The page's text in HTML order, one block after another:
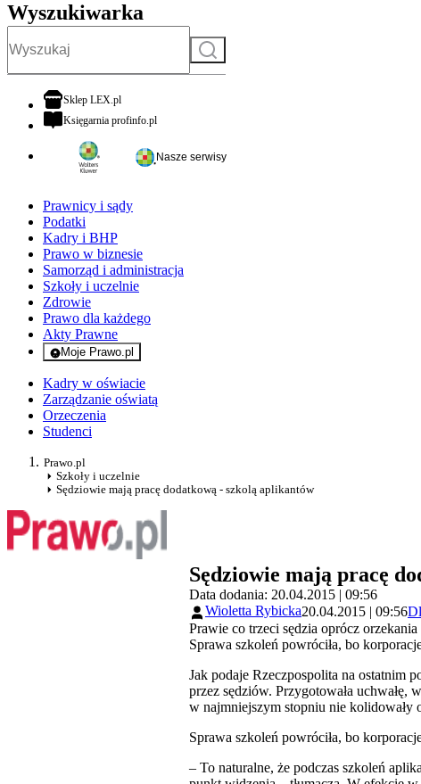
Wyszukiwarka
Szukaj
Sklep LEX.plotwiera się w nowej karcie
Księgarnia profinfo.plotwiera się w nowej karcie
Nasze serwisy
Prawnicy i sądy
Podatki
Kadry i BHP
Prawo w biznesie
Samorząd i administracja
Szkoły i uczelnie
Zdrowie
Prawo dla każdego
Akty Prawne
Moje Prawo.pl
- rejestracja i logowanie do serwisu
Kadry w oświacie
Zarządzanie oświatą
Orzeczenia
Studenci
Prawo.pl
Szkoły i uczelnie
Sędziowie mają pracę dodatkową - szkolą aplikantów
Sędziowie mają pracę
Data dodania: 20.04.2015 | 09:56
Wioletta Rybicka20.04.2015 | 09:56
Prawie co trzeci sędzia oprócz
Sprawa szkoleń powróciła, bo
Jak podaje Rzeczpospolita na ostatnim
przez sędziów. Przygotowała
w najmniejszym stopniu nie kolidowały
Sprawa szkoleń powróciła, bo
– To naturalne, że podczas szkoleń